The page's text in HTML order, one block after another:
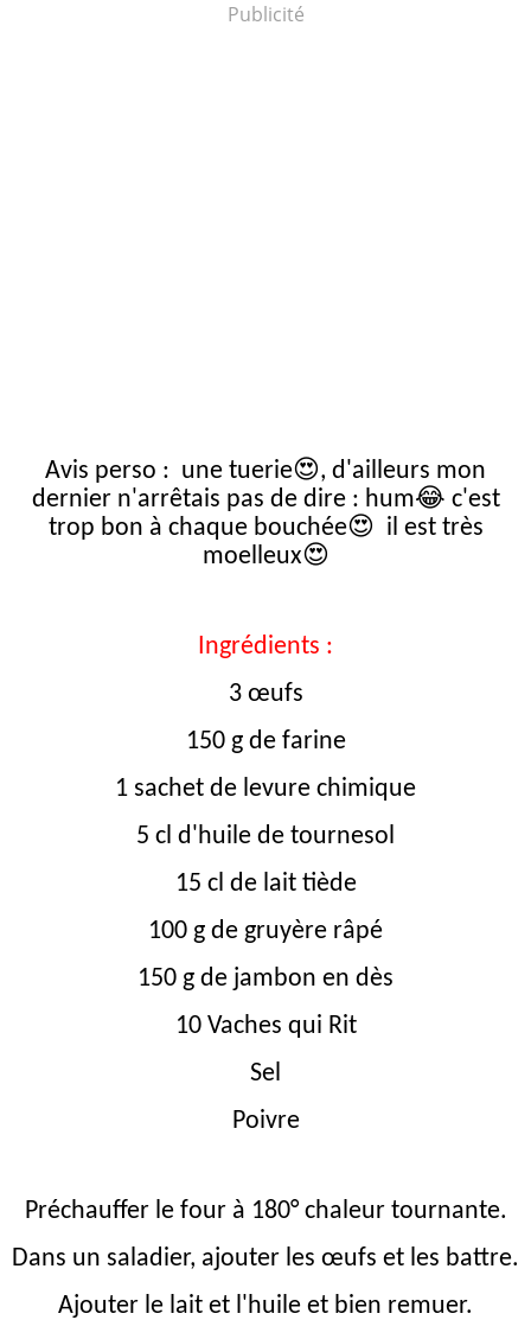
Publicité
Avis perso : une tuerie😍, d'ailleurs mon
dernier n'arrêtais pas de dire : hum😂 c'est
trop bon à chaque bouchée😍 il est très
moelleux😍
Ingrédients :
3 œufs
150 g de farine
1 sachet de levure chimique
5 cl d'huile de tournesol
15 cl de lait tiède
100 g de gruyère râpé
150 g de jambon en dès
10 Vaches qui Rit
Sel
Poivre
Préchauffer le four à 180° chaleur tournante.
Dans un saladier, ajouter les œufs et les battre.
Ajouter le lait et l'huile et bien remuer.